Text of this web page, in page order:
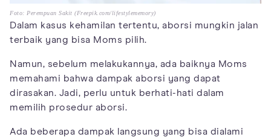
Foto: Perempuan Sakit (Freepik.com/lifestylememory)
Dalam kasus kehamilan tertentu, aborsi mungkin jalan
terbaik yang bisa Moms pilih.
Namun, sebelum melakukannya, ada baiknya Moms
memahami bahwa dampak aborsi yang dapat
dirasakan. Jadi, perlu untuk berhati-hati dalam
memilih prosedur aborsi.
Ada beberapa dampak langsung yang bisa dialami